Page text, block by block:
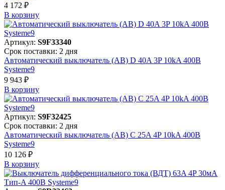
4 172 ₽
В корзинy
Артикул: S9F33340
Срок поставки: 2 дня
Автоматический выключатель (АВ) D 40A 3P 10kA 400В
Systeme9
9 943 ₽
В корзинy
Артикул: S9F32425
Срок поставки: 2 дня
Автоматический выключатель (АВ) C 25A 4P 10kA 400В
Systeme9
10 126 ₽
В корзинy